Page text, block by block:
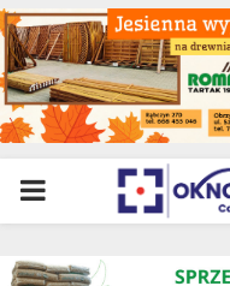
PRIMARY
MENU